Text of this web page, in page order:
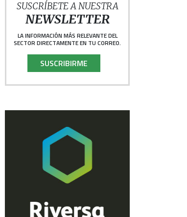
SUSCRÍBETE A NUESTRA
NEWSLETTER
LA INFORMACIÓN MÁS RELEVANTE DEL
SECTOR DIRECTAMENTE EN TU CORREO.
SUSCRIBIRME